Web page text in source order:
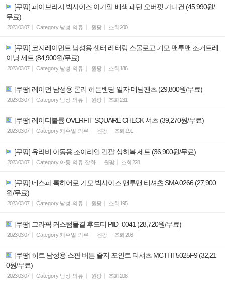
[쿠팡] 파이브라지 빅사이즈 아가일 배색 패턴 오버핏 가디건 (45,990원/
무료)
2023.03.07 Category 남성 의류 원팡 조회 200
[쿠팡] 코지레이먼트 남성용 센터 레터링 스몰로고 기모 맨투맨 조거트레
이닝 세트 (84,900원/무료)
2023.03.07 Category 남성 의류 원팡 조회 186
[쿠팡] 레이먼 남성용 론리 히든밴딩 일자 데님팬츠 (29,800원/무료)
2023.03.07 Category 남성 의류 원팡 조회 231
[쿠팡] 레이디볼륨 OVERFIT SQUARE CHECK 셔츠 (39,270원/무료)
2023.03.07 Category 캐쥬얼 의류 원팡 조회 191
[쿠팡] 유라비 아동용 조이라인 긴팔 상하복 세트 (36,900원/무료)
2023.03.07 Category 아동 의류 잡화 원팡 조회 228
[쿠팡] 네스파 록히어로 기모 빅사이즈 맨투맨 티셔츠 SMA 0266 (27,900
원/무료)
2023.03.07 Category 남성 의류 원팡 조회 195
[쿠팡] 그라픽 커스텀물결 후드티 PID_0041 (28,720원/무료)
2023.03.07 Category 캐쥬얼 의류 원팡 조회 208
[쿠팡] 히트 남성용 스판 버튼 줄지 포인트 티셔츠 MCTHT5025F9 (32,21
0원/무료)
2023.03.07 Category 남성 의류 원팡 조회 208